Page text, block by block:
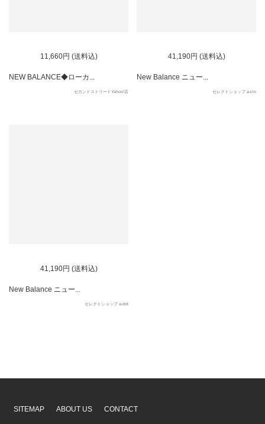
11,660円 (送料込)
NEW BALANCE◆ローカ...
セカンドストリートYahoo!店
41,190円 (送料込)
New Balance ニュー...
セレクトショップ a-clo
41,190円 (送料込)
New Balance ニュー...
セレクトショップ a-dot
SITEMAP ABOUT US CONTACT